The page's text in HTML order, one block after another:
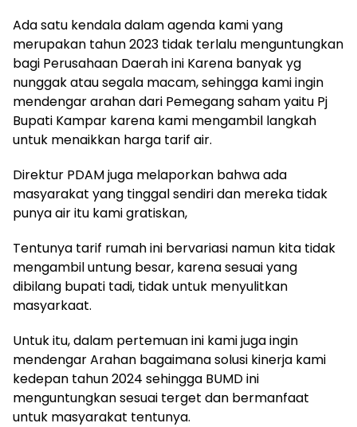
Ada satu kendala dalam agenda kami yang
merupakan tahun 2023 tidak terlalu menguntungkan
bagi Perusahaan Daerah ini Karena banyak yg
nunggak atau segala macam, sehingga kami ingin
mendengar arahan dari Pemegang saham yaitu Pj
Bupati Kampar karena kami mengambil langkah
untuk menaikkan harga tarif air.
Direktur PDAM juga melaporkan bahwa ada
masyarakat yang tinggal sendiri dan mereka tidak
punya air itu kami gratiskan,
Tentunya tarif rumah ini bervariasi namun kita tidak
mengambil untung besar, karena sesuai yang
dibilang bupati tadi, tidak untuk menyulitkan
masyarkaat.
Untuk itu, dalam pertemuan ini kami juga ingin
mendengar Arahan bagaimana solusi kinerja kami
kedepan tahun 2024 sehingga BUMD ini
menguntungkan sesuai terget dan bermanfaat
untuk masyarakat tentunya.